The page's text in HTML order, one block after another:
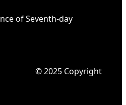
of Seventh-day
© 2025 Copyright